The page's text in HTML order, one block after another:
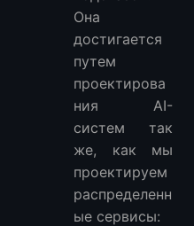
Она
достигается
путем
проектирова
ния AI-
систем так
же, как мы
проектируем
распределенн
ые сервисы: